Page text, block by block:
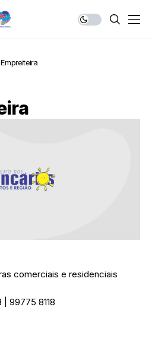
comerciais e residenciais
99775 8118